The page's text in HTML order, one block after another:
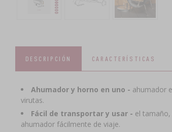
DESCRIPCIÓN CARACTERÍSTICAS
Ahumador y horno en uno - ahumador
virutas.
Fácil de transportar y usar - el
ahumador fácilmente de viaje.